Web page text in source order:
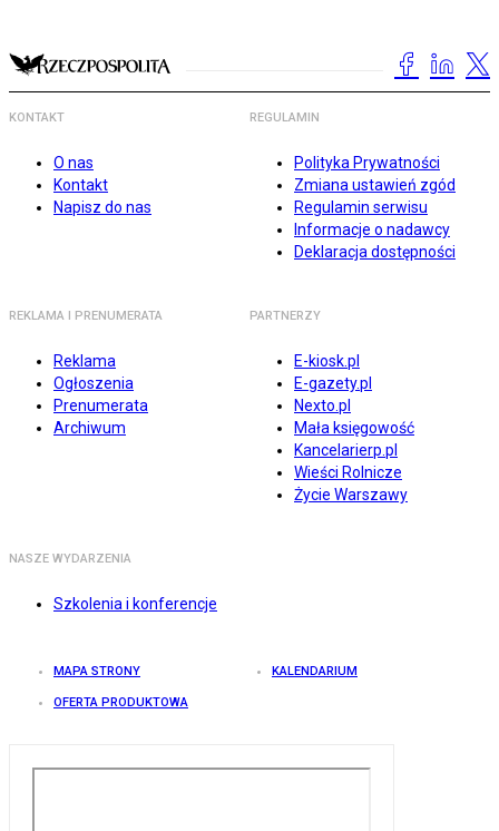
KONTAKT
O nas
Kontakt
Napisz do nas
REGULAMIN
Polityka Prywatności
Zmiana ustawień zgód
Regulamin serwisu
Informacje o nadawcy
Deklaracja dostępności
REKLAMA I PRENUMERATA
Reklama
Ogłoszenia
Prenumerata
Archiwum
PARTNERZY
E-kiosk.pl
E-gazety.pl
Nexto.pl
Mała księgowość
Kancelarierp.pl
Wieści Rolnicze
Życie Warszawy
NASZE WYDARZENIA
Szkolenia i konferencje
MAPA STRONY KALENDARIUM
OFERTA PRODUKTOWA